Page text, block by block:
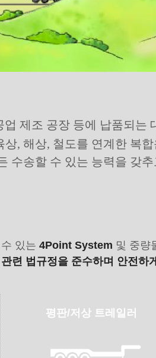
제조 공장 등에 납품되
, 해상, 철도를 연계한 복
수송할 수 있는 능력을 갖
있는 4Point System 및 중량
관련 법규정을 준수하며 안전하게
평판/저상 트레일러